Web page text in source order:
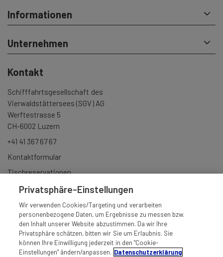
Informationen
Unternehmen
Kontakt
Schifffahrtsgesellschaft des
Vierwaldstättersees (SGV) AG
Werftestrasse 5
CH-6002 Luzern
+41 41 367 67 67
Kontaktformular
Tischreservationen
Gruppenbuchungen
Newsletter anmelden
Privatsphäre-Einstellungen
Wir verwenden Cookies/Targeting und verarbeiten
personenbezogene Daten, um Ergebnisse zu messen bzw.
den Inhalt unserer Website abzustimmen. Da wir Ihre
Privatsphäre schätzen, bitten wir Sie um Erlaubnis. Sie
können Ihre Einwilligung jederzeit in den "Cookie-
Einstellungen" ändern/anpassen. Datenschutzerklärung